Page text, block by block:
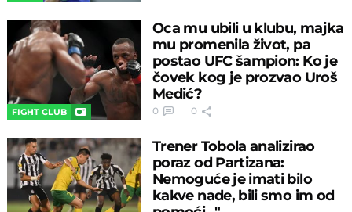
FIGHT CLUB
Oca mu ubili u klubu, majka
mu promenila život, pa
postao UFC šampion: Ko je
čovek kog je prozvao Uroš
Medić?
0 0
Trener Tobola analizirao
poraz od Partizana:
Nemoguće je imati bilo
kakve nade, bili smo im od